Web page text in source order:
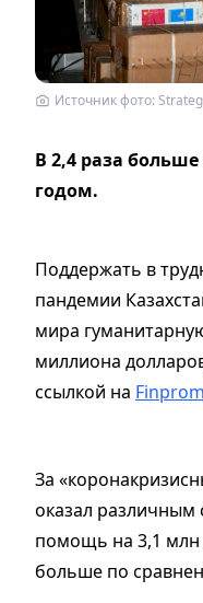
Источник фото:
В 2,4 раза
годом.
Поддержать в
пандемии
мира
миллиона
ссылкой на
За
оказал
помощь на 3,1 млн
больше по